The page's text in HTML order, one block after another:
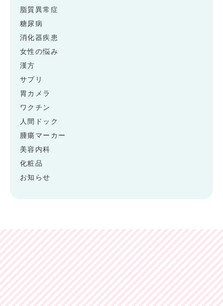
脂質異常症
糖尿病
消化器疾患
女性の悩み
漢方
サプリ
胃カメラ
ワクチン
人間ドック
腫瘍マーカー
美容内科
化粧品
お知らせ